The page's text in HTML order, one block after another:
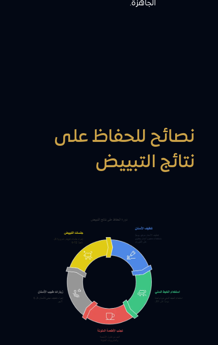
الجاهزة.
نصائح للحفاظ على
نتائج التبييض